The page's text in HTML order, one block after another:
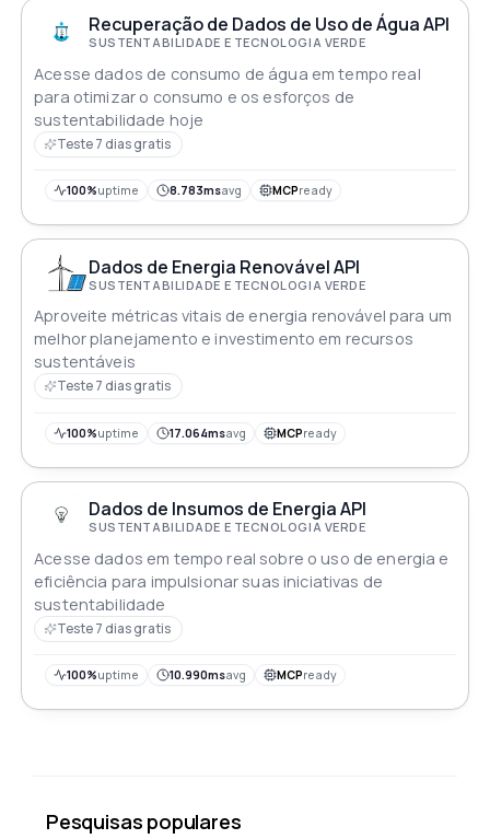
Recuperação de Dados de Uso de Água API
SUSTENTABILIDADE E TECNOLOGIA VERDE
Acesse dados de consumo de água em tempo real
para otimizar o consumo e os esforços de
sustentabilidade hoje
Teste 7 dias gratis
100%uptime 8.783msavg MCPready
Dados de Energia Renovável API
SUSTENTABILIDADE E TECNOLOGIA VERDE
Aproveite métricas vitais de energia renovável para um
melhor planejamento e investimento em recursos
sustentáveis
Teste 7 dias gratis
100%uptime 17.064msavg MCPready
Dados de Insumos de Energia API
SUSTENTABILIDADE E TECNOLOGIA VERDE
Acesse dados em tempo real sobre o uso de energia e
eficiência para impulsionar suas iniciativas de
sustentabilidade
Teste 7 dias gratis
100%uptime 10.990msavg MCPready
Pesquisas populares